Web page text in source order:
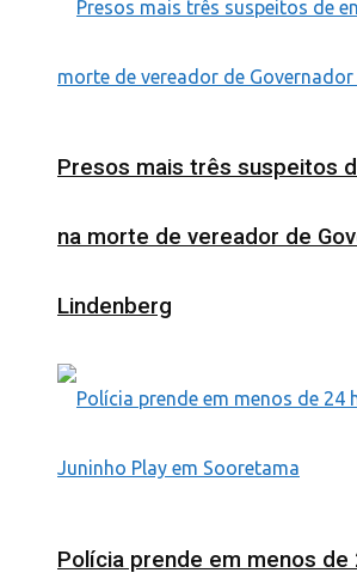
Presos mais três suspeitos
na morte de vereador de
Lindenberg
Polícia prende em menos de